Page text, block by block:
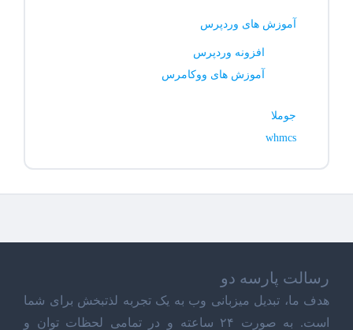
آموزش های وردپرس
افزونه وردپرس
آموزش های ووکامرس
جوملا
whmcs
رسالت پارسه دو
هدف ما، تبدیل میزبانی وب به یک تجربه لذتبخش برای شما
است. به صورت ۲۴ ساعته و در تمامی لحظات توان و